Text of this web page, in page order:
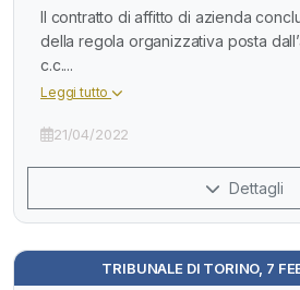
Il contratto di affitto di azienda
della regola organizzativa posta
c.c....
Leggi tutto
21/04/2022
Dettagli
TRIBUNALE DI TORINO, 7